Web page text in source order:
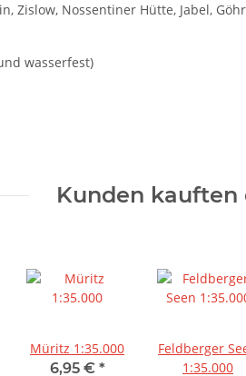
Zislow, Nossentiner Hütte, Jabel,
wasserfest)
Kunden kauften
Müritz 1:35.000
6,95 € *
Feldberger
1:35.000